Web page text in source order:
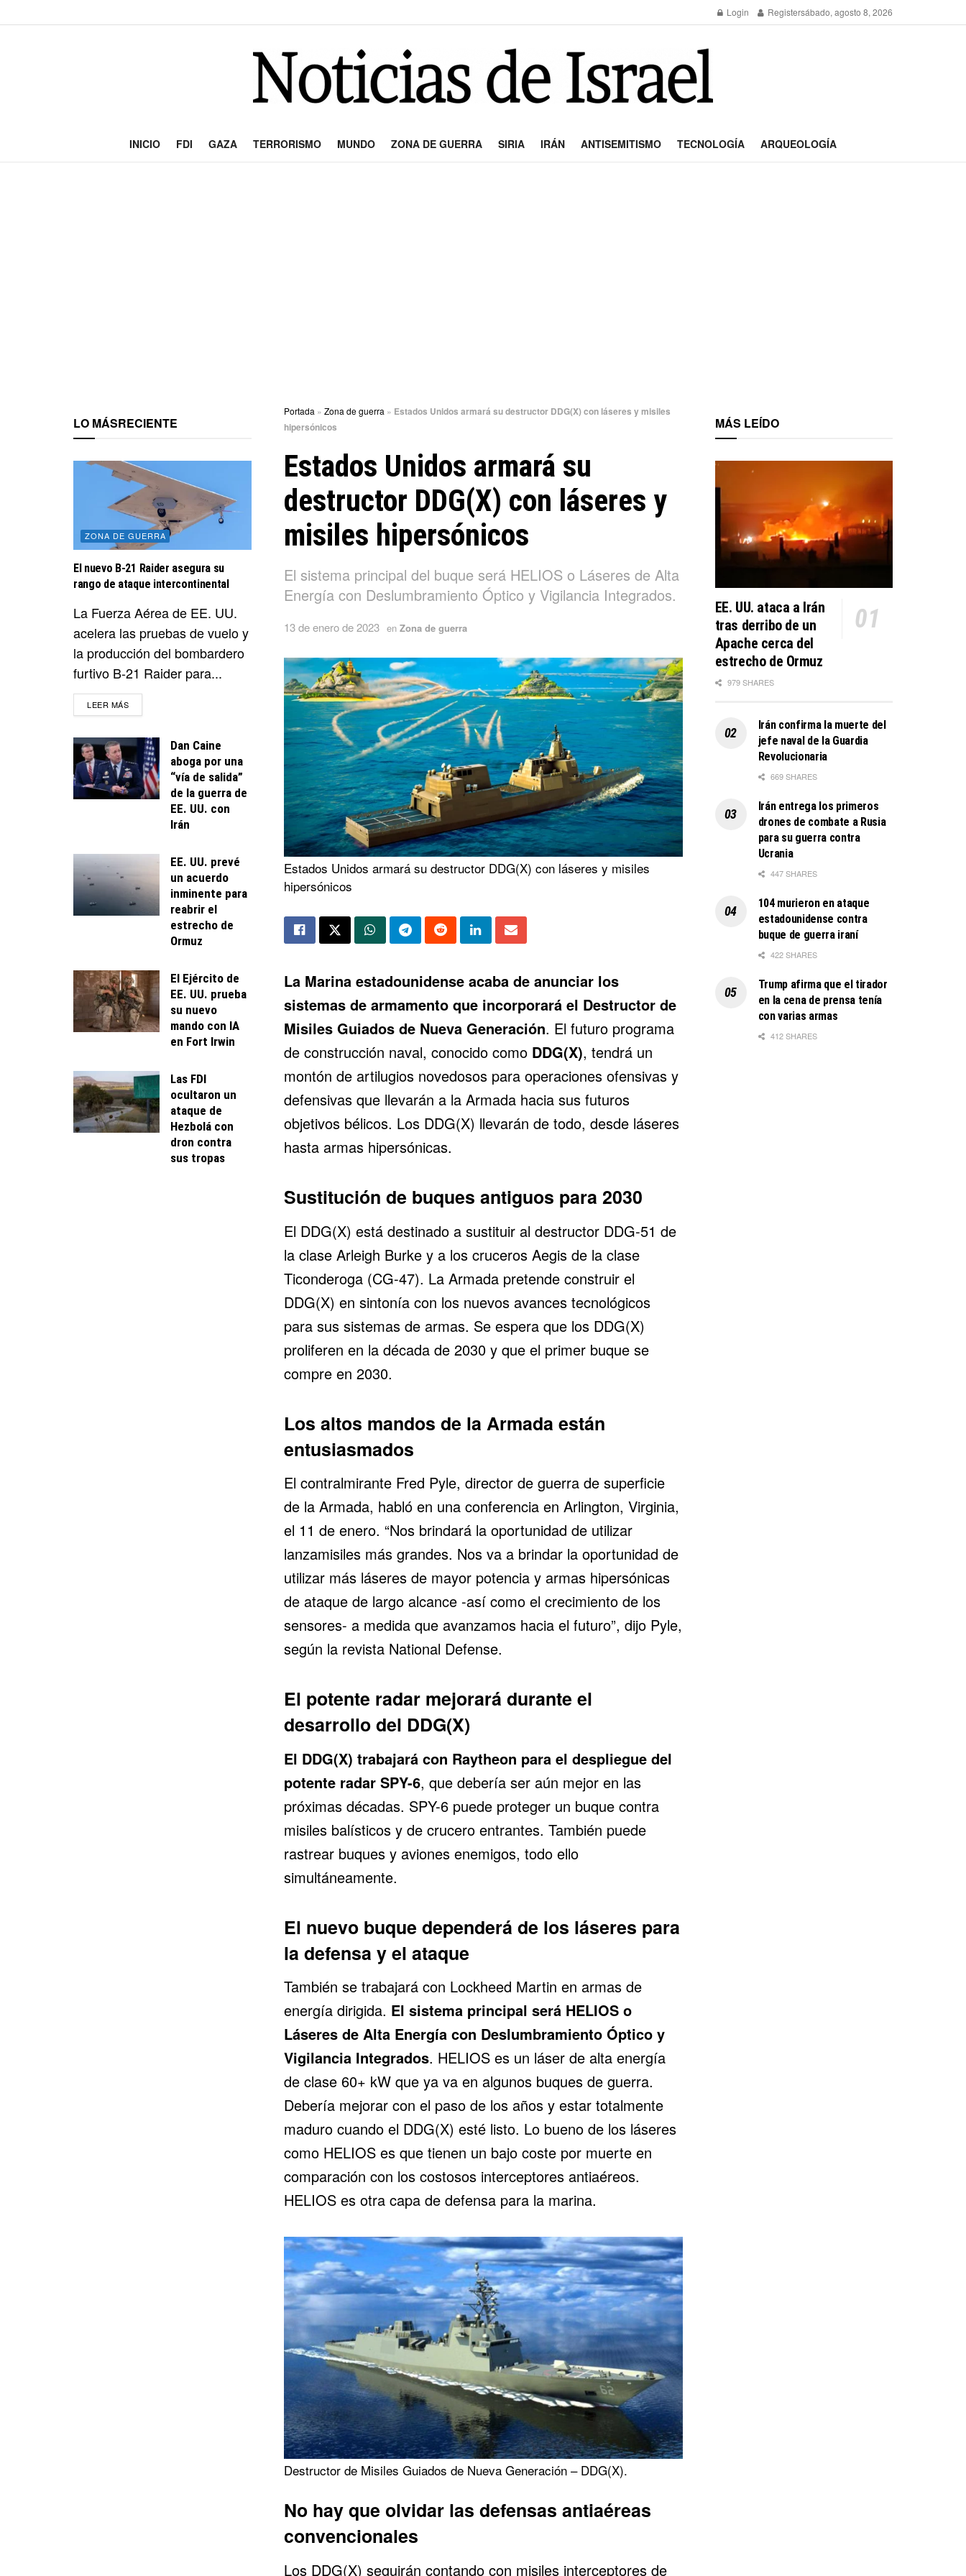
Login Registersábado, agosto 8, 2026
INICIO FDI GAZA TERRORISMO MUNDO ZONA DE GUERRA SIRIA IRÁN ANTISEMITISMO TECNOLOGÍA ARQUEOLOGÍA
Portada » Zona de guerra » Estados Unidos armará su destructor DDG(X) con láseres y misiles
hipersónicos
Estados Unidos armará su
destructor DDG(X) con láseres y
misiles hipersónicos
El sistema principal del buque será HELIOS o Láseres de Alta
Energía con Deslumbramiento Óptico y Vigilancia Integrados.
13 de enero de 2023 en Zona de guerra
Estados Unidos armará su destructor DDG(X) con láseres y misiles
hipersónicos
La Marina estadounidenseacaba de anunciar los
sistemas de armamento que incorporará el Destructor de
Misiles Guiados de Nueva Generación. El futuro programa
de construcción naval, conocido como DDG(X), tendrá un
montón de artilugios novedosos para operaciones ofensivas y
defensivas que llevarán a la Armada hacia sus futuros
objetivos bélicos. Los DDG(X) llevarán de todo, desde láseres
hasta armas hipersónicas.
Sustitución de buques antiguos para 2030
El DDG(X) está destinado a sustituir al destructor DDG-51 de
la clase Arleigh Burke y a los cruceros Aegis de la clase
Ticonderoga (CG-47). La Armada pretende construir el
DDG(X) en sintonía con los nuevos avances tecnológicos
para sus sistemas de armas. Se espera que los DDG(X)
proliferen en la década de 2030 y que el primer buque se
compre en 2030.
Los altos mandos de la Armada están
entusiasmados
El contralmirante Fred Pyle, director de guerra de superficie
de la Armada, habló en una conferencia en Arlington, Virginia,
el 11 de enero. “Nos brindará la oportunidad de utilizar
lanzamisiles más grandes. Nos va a brindar la oportunidad de
utilizar más láseres de mayor potencia y armas hipersónicas
de ataque de largo alcance -así como el crecimiento de los
sensores- a medida que avanzamos hacia el futuro”, dijo Pyle,
según la revista National Defense.
El potente radar mejorará durante el
desarrollo del DDG(X)
El DDG(X) trabajará con Raytheon para el despliegue del
potente radar SPY-6, que debería ser aún mejor en las
próximas décadas. SPY-6 puede proteger un buque contra
misiles balísticos y de crucero entrantes. También puede
rastrear buques y aviones enemigos, todo ello
simultáneamente.
El nuevo buque dependerá de los láseres para
la defensa y el ataque
También se trabajará con Lockheed Martin en armas de
energía dirigida. El sistema principal será HELIOSo
Láseres de Alta Energía con Deslumbramiento Óptico y
Vigilancia Integrados. HELIOS es un láser de alta energía
de clase 60+ kW que ya va en algunos buques de guerra.
Debería mejorar con el paso de los años y estar totalmente
maduro cuando el DDG(X) esté listo. Lo bueno de los láseres
como HELIOS es que tienen un bajo coste por muerte en
comparación con los costosos interceptores antiaéreos.
HELIOS es otra capa de defensa para la marina.
Destructor de Misiles Guiados de Nueva Generación – DDG(X).
No hay que olvidar las defensas antiaéreas
convencionales
Los DDG(X) seguirán contando con misiles interceptores de
LO MÁSRECIENTE
ZONA DE GUERRA
El nuevo B-21 Raider asegura su
rango de ataque intercontinental
La Fuerza Aérea de EE. UU.
acelera las pruebas de vuelo y
la producción del bombardero
furtivo B-21 Raider para...
LEER MÁSDETAILS
Dan Caine
aboga por una
“vía de salida”
de la guerra de
EE. UU. con
Irán
EE. UU. prevé
un acuerdo
inminente para
reabrir el
estrecho de
Ormuz
El Ejército de
EE. UU. prueba
su nuevo
mando con IA
en Fort Irwin
Las FDI
ocultaron un
ataque de
Hezbolá con
dron contra
sus tropas
MÁS LEÍDO
EE. UU. ataca a Irán
tras derribo de un
Apache cerca del
estrecho de Ormuz
979 SHARES
Irán confirma la muerte del
jefe naval de la Guardia
Revolucionaria
669 SHARES
Irán entrega los primeros
drones de combate a Rusia
para su guerra contra
Ucrania
447 SHARES
104 murieron en ataque
estadounidense contra
buque de guerra iraní
422 SHARES
Trump afirma que el tirador
en la cena de prensa tenía
con varias armas
412 SHARES